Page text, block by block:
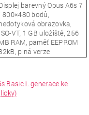
barevný Opus A6s 7
800×480 bodů,
obrazovka,
VT, 1 GB uložiště, 256
RAM, paměť EEPROM
plná verze
Basic I. generace ke